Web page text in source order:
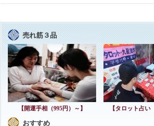
で個人の命式を作成し、宿命と運勢を推断する
を見事に知ることができます。